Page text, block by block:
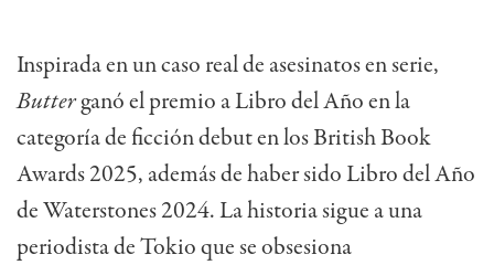
Inspirada en un caso real de asesinatos en serie,
Butterganó el premio a Libro del Año en la
categoría de ficción debut en los British Book
Awards 2025, además de haber sido Libro del Año
de Waterstones 2024. La historia sigue a una
periodista de Tokio que se obsesiona